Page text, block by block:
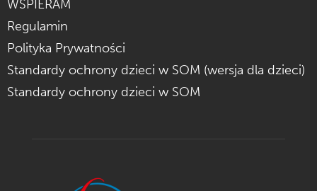
WSPIERAM
Regulamin
Polityka Prywatności
Standardy ochrony dzieci w SOM (wersja dla dzieci)
Standardy ochrony dzieci w SOM